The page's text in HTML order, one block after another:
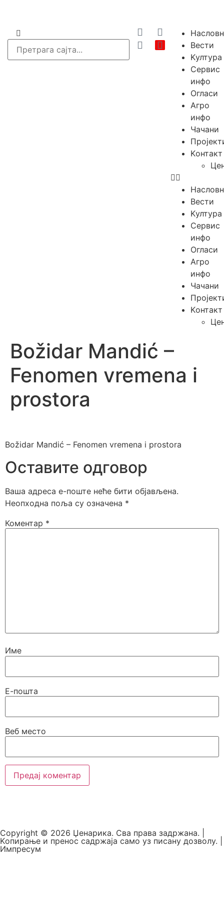
Вести
Kултура
Сервис
инфо
Огласи
Агро
инфо
Чачани
Kонтакт
Вести
Kултура
Сервис
инфо
Огласи
Агро
инфо
Чачани
Kонтакт
Božidar Mandić –
Fenomen vremena i
prostora
Božidar Mandić – Fenomen vremena i prostora
Оставите одговор
Ваша адреса е-поште неће бити објављена.
Неопходна поља су означена *
Коментар *
Име
Е-пошта
Веб место
Copyright © 2026 Џенарика. Сва права задржана. |
Kопирање и пренос садржаја само уз писану дозволу. |
Импресум